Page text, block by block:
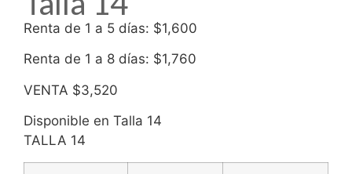
Renta de 1 a 5 días: $1,600
Renta de 1 a 8 días: $1,760
VENTA $3,520
Disponible en Talla 14
TALLA 14